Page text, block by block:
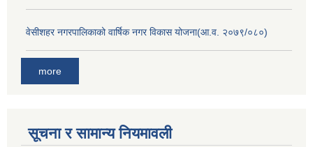
वेसीशहर नगरपालिकाको वार्षिक नगर विकास योजना(आ.व. २०७९/०८०)
more
सूचना र सामान्य नियमावली